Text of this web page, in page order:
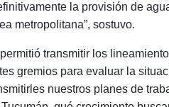
la provisión de
metropolitana”, sostuvo.
transmitir los
gremios para evaluar la
nuestros planes de